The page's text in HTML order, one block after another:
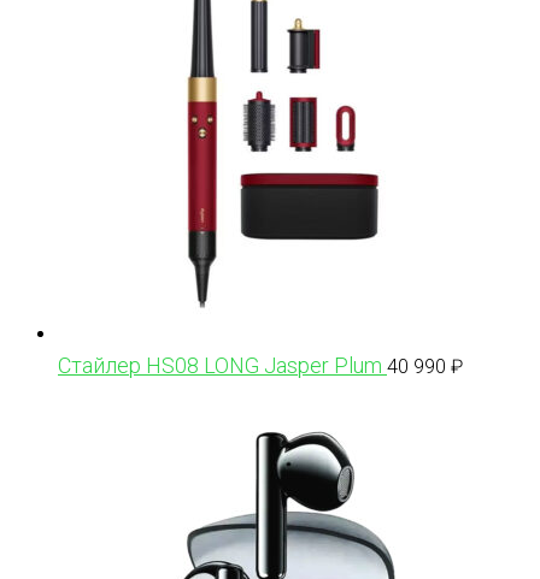
Стайлер HS08 LONG Jasper Plum 40 990 ₽